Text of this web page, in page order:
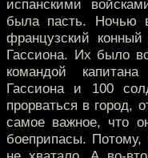
испанскими
была пасть. Ночью
французский
Гассиона. Их было
командой
Гассиона и 100
прорваться в город,
самое важное, что
боеприпасы. Потому,